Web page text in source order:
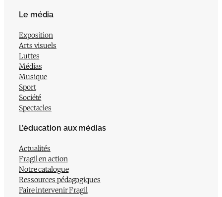
Le média
Exposition
Arts visuels
Luttes
Médias
Musique
Sport
Société
Spectacles
L’éducation aux médias
Actualités
Fragil en action
Notre catalogue
Ressources pédagogiques
Faire intervenir Fragil